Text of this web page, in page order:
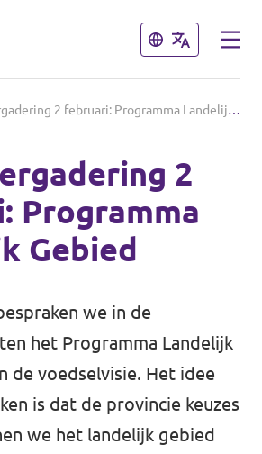
Sluiten
Sluiten
Statenvergadering 2 februari: Programma Landelijk Gebied
2
Programma
Gebied
we in de
het Programma Landelijk
de voedselvisie. Het idee
is dat de provincie keuzes
we het landelijk gebied